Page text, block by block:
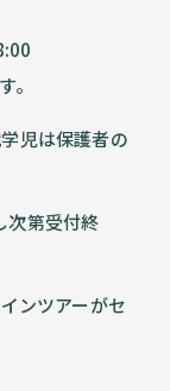
。
児は保護者の
次第受付終
ンツアーがセ